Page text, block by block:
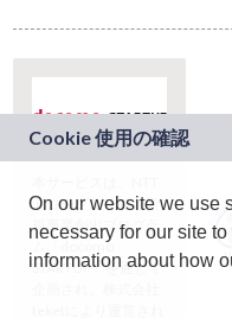
ドコモグループの新
規事業創出プログラ
ム「docomo
STARTUP」を通じて
On our website we use
necessary for our site
information about how